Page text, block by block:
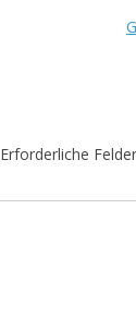
Erforderliche